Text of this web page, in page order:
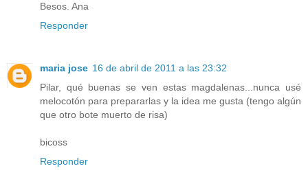
Besos. Ana
Responder
maria jose 16 de abril de 2011 a las 23:32
Pilar, qué buenas se ven estas magdalenas...nunca usé
melocotón para prepararlas y la idea me gusta (tengo algún
que otro bote muerto de risa)
bicoss
Responder